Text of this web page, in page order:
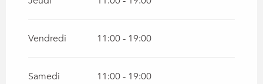
Vendredi 11:00 - 19:00
Samedi 11:00 - 19:00